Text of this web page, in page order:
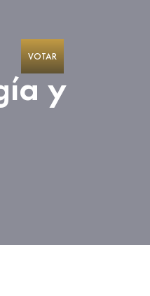
VOTAR
y